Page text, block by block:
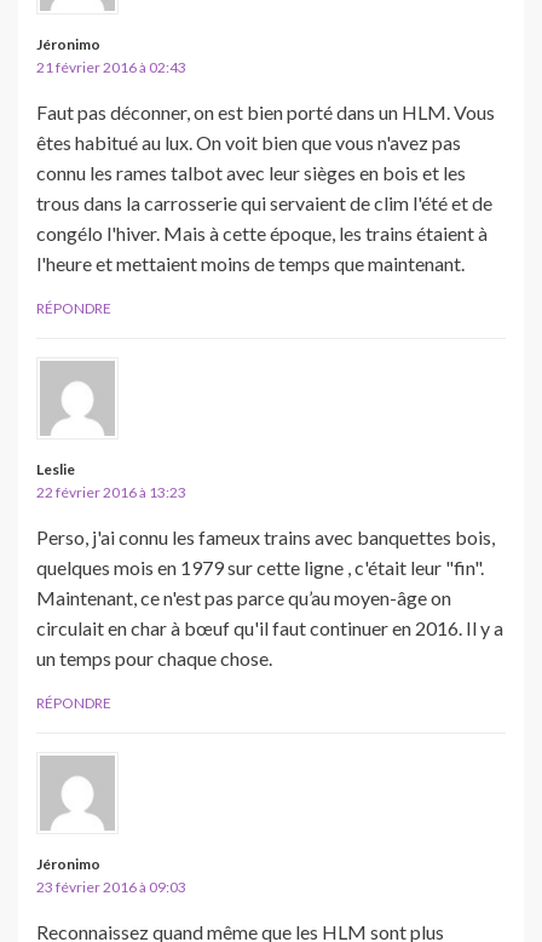
Jéronimo
21 février 2016 à 02:43
Faut pas déconner, on est bien porté dans un HLM. Vous
êtes habitué au lux. On voit bien que vous n'avez pas
connu les rames talbot avec leur sièges en bois et les
trous dans la carrosserie qui servaient de clim l'été et de
congélo l'hiver. Mais à cette époque, les trains étaient à
l'heure et mettaient moins de temps que maintenant.
RÉPONDRE
Leslie
22 février 2016 à 13:23
Perso, j'ai connu les fameux trains avec banquettes bois,
quelques mois en 1979 sur cette ligne , c'était leur "fin".
Maintenant, ce n'est pas parce qu’au moyen-âge on
circulait en char à bœuf qu'il faut continuer en 2016. Il y a
un temps pour chaque chose.
RÉPONDRE
Jéronimo
23 février 2016 à 09:03
Reconnaissez quand même que les HLM sont plus